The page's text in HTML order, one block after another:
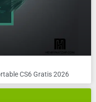
CS6 Gratis 2026